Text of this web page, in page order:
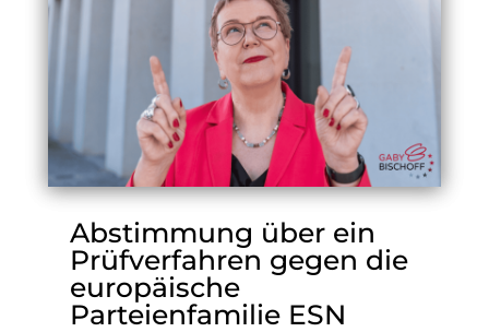
Abstimmung über ein
Prüfverfahren gegen die
europäische
Parteienfamilie ESN